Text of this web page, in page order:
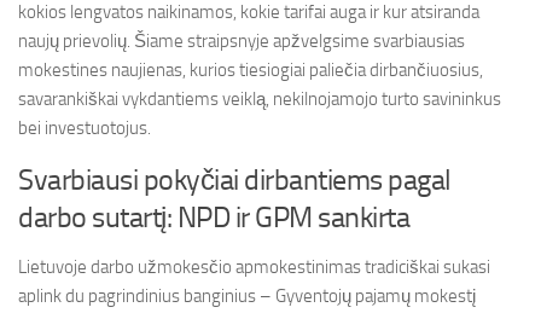
kokios lengvatos naikinamos, kokie tarifai auga ir kur atsiranda
naujų prievolių. Šiame straipsnyje apžvelgsime svarbiausias
mokestines naujienas, kurios tiesiogiai paliečia dirbančiuosius,
savarankiškai vykdantiems veiklą, nekilnojamojo turto savininkus
bei investuotojus.
Svarbiausi pokyčiai dirbantiems pagal
darbo sutartį: NPD ir GPM sankirta
Lietuvoje darbo užmokesčio apmokestinimas tradiciškai sukasi
aplink du pagrindinius banginius – Gyventojų pajamų mokestį